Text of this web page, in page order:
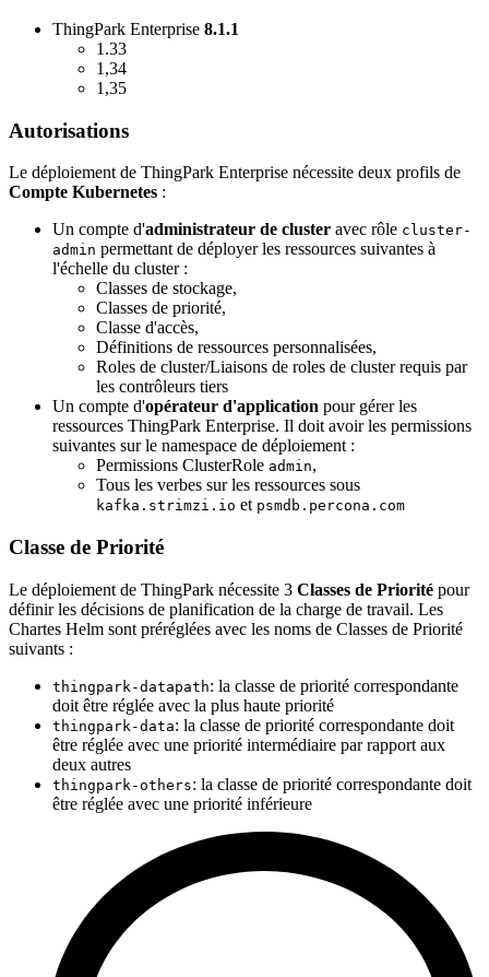
ThingPark Enterprise 8.1.1
1.33
1,34
1,35
Autorisations
Le déploiement de ThingPark Enterprise nécessite deux profils de
Compte Kubernetes :
Un compte d'administrateur de cluster avec rôle cluster-
admin permettant de déployer les ressources suivantes à
l'échelle du cluster :
Classes de stockage,
Classes de priorité,
Classe d'accès,
Définitions de ressources personnalisées,
Roles de cluster/Liaisons de roles de cluster requis par
les contrôleurs tiers
Un compte d'opérateur d'application pour gérer les
ressources ThingPark Enterprise. Il doit avoir les permissions
suivantes sur le namespace de déploiement :
Permissions ClusterRole admin,
Tous les verbes sur les ressources sous
kafka.strimzi.io et psmdb.percona.com
Classe de Priorité
Le déploiement de ThingPark nécessite 3 Classes de Priorité pour
définir les décisions de planification de la charge de travail. Les
Chartes Helm sont préréglées avec les noms de Classes de Priorité
suivants :
thingpark-datapath: la classe de priorité correspondante
doit être réglée avec la plus haute priorité
thingpark-data: la classe de priorité correspondante doit
être réglée avec une priorité intermédiaire par rapport aux
deux autres
thingpark-others: la classe de priorité correspondante doit
être réglée avec une priorité inférieure